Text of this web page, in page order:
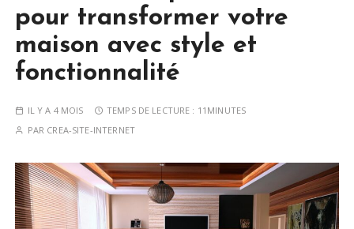
pour transformer votre
maison avec style et
fonctionnalité
IL Y A 4 MOIS TEMPS DE LECTURE : 11MINUTES
PAR CREA-SITE-INTERNET